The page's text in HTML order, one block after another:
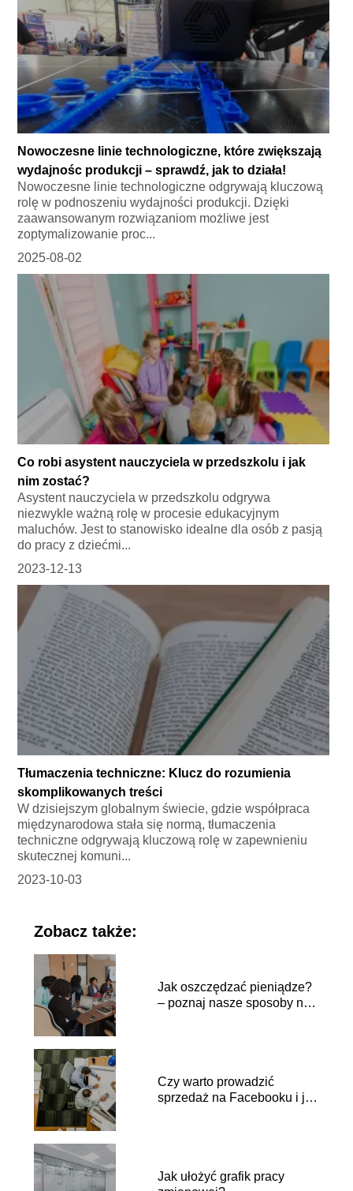
Nowoczesne linie technologiczne, które zwiększają
wydajnośc produkcji – sprawdź, jak to działa!
Nowoczesne linie technologiczne odgrywają kluczową
rolę w podnoszeniu wydajności produkcji. Dzięki
zaawansowanym rozwiązaniom możliwe jest
zoptymalizowanie proc...
2025-08-02
Co robi asystent nauczyciela w przedszkolu i jak
nim zostać?
Asystent nauczyciela w przedszkolu odgrywa
niezwykle ważną rolę w procesie edukacyjnym
maluchów. Jest to stanowisko idealne dla osób z pasją
do pracy z dziećmi...
2023-12-13
Tłumaczenia techniczne: Klucz do rozumienia
skomplikowanych treści
W dzisiejszym globalnym świecie, gdzie współpraca
międzynarodowa stała się normą, tłumaczenia
techniczne odgrywają kluczową rolę w zapewnieniu
skutecznej komuni...
2023-10-03
Zobacz także:
Jak oszczędzać pieniądze?
– poznaj nasze sposoby na
Czy warto prowadzić
sprzedaż na Facebooku i jak
Jak ułożyć grafik pracy